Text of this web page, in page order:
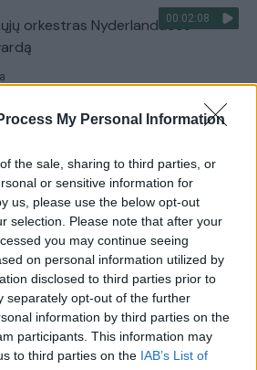
My Personal Information
the sale, sharing to third parties, or
or sensitive information for
us, please use the below opt-out
selection. Please note that after your
you may continue seeing
on personal information utilized by
disclosed to third parties prior to
separately opt-out of the further
information by third parties on the
participants. This information may
to third parties on the IAB’s List of
00:02:08
orkestras Nyderlanduose
įrašai
00:00:30
Vilniaus r.: dviejų moterų ir
nepavyko